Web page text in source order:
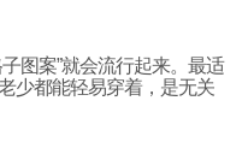
图案”就会流行起来。最适
少都能轻易穿着，是无关